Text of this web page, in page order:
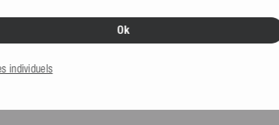
Länge 3' (0,9 m)
Ok
individuels